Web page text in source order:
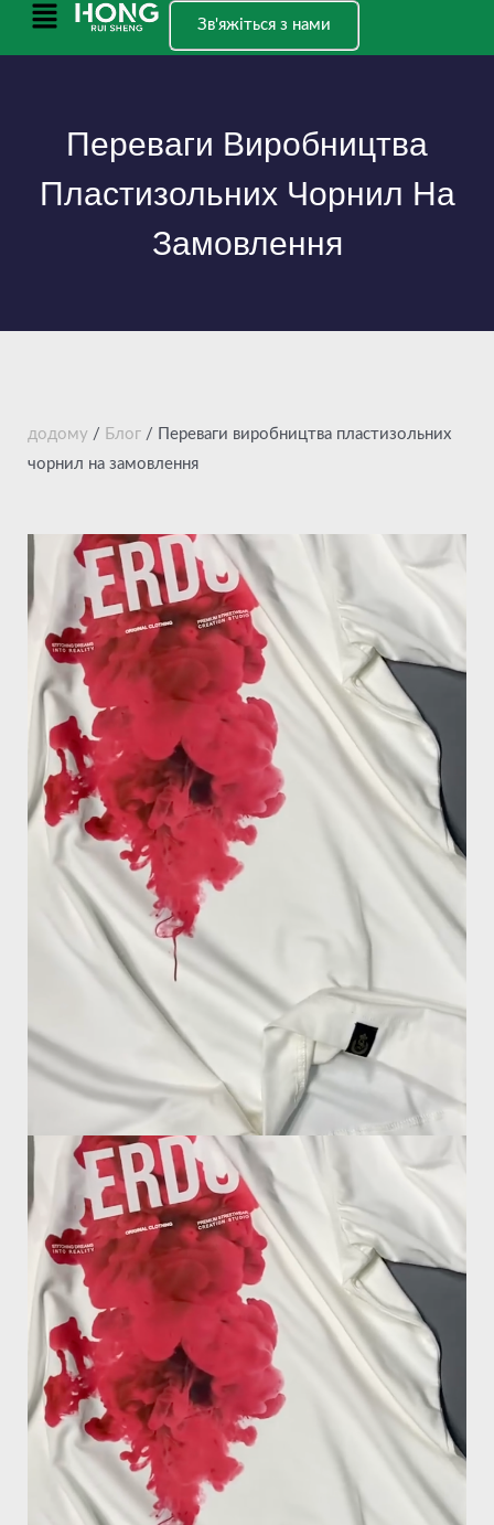
ПерейтиГоловне
Зв'яжіться з нами
Переваги Виробництва
Пластизольних Чорнил На
Замовлення
додому / Блог / Переваги виробництва пластизольних
чорнил на замовлення